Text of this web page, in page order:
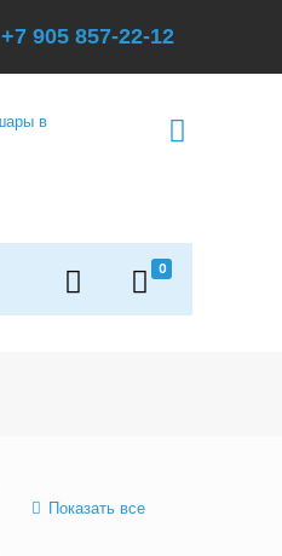
+7 905 857-22-12
0
Показать все